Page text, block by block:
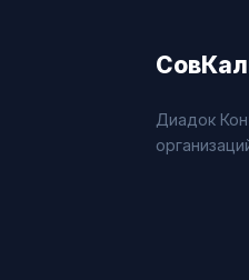
Диадок